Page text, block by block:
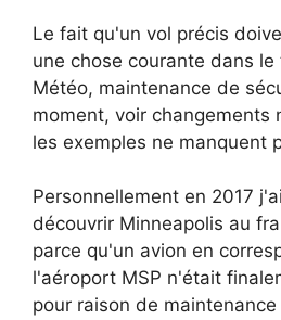
Le fait qu'un vol précis
une chose courante dans
Météo, maintenance de
moment, voir changements
les exemples ne manquent
Personnellement en 2017
découvrir Minneapolis au
parce qu'un avion en
l'aéroport MSP n'était
pour raison de